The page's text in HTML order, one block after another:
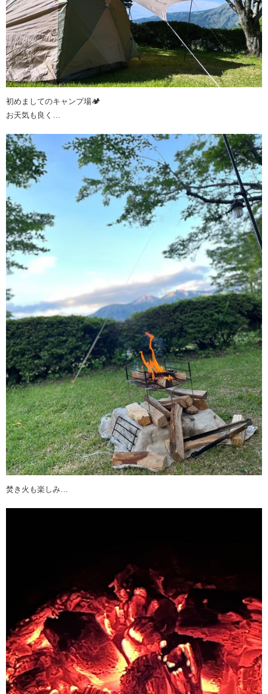
初めましてのキャンプ場🏕️
お天気も良く…
焚き火も楽しみ…